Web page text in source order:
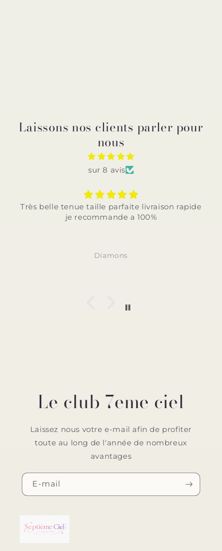
Laissons nos clients parler pour
nous
sur 8 avis
Très belle tenue taille parfaite livraison rapide
je recommande a 100%
Diamons
Le club 7eme ciel
Laissez nous votre e-mail afin de profiter
toute au long de l'année de nombreux
avantages
E-mail